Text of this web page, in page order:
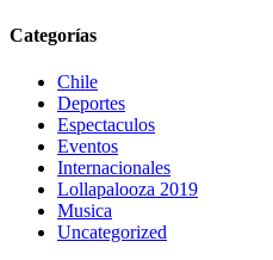
Categorías
Chile
Deportes
Espectaculos
Eventos
Internacionales
Lollapalooza 2019
Musica
Uncategorized